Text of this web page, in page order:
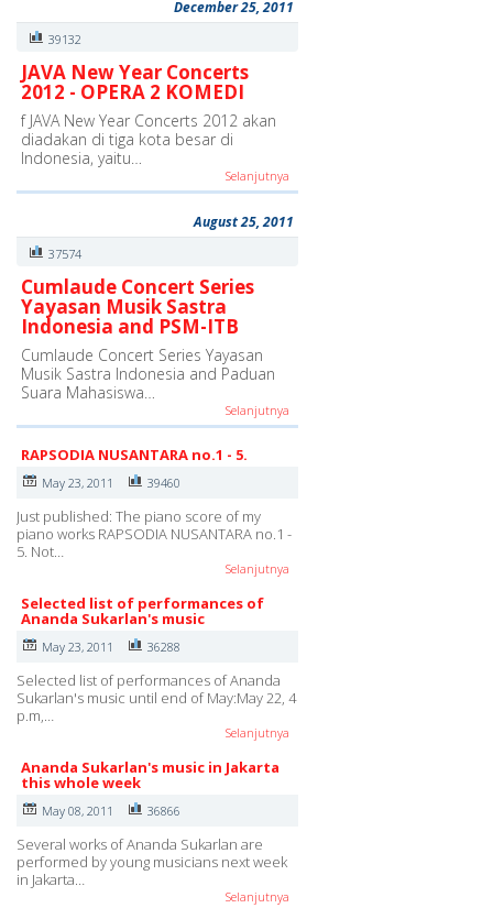
December 25, 2011
39132
JAVA New Year Concerts
2012 - OPERA 2 KOMEDI
f JAVA New Year Concerts 2012 akan
diadakan di tiga kota besar di
Indonesia, yaitu…
Selanjutnya
August 25, 2011
37574
Cumlaude Concert Series
Yayasan Musik Sastra
Indonesia and PSM-ITB
Cumlaude Concert Series Yayasan
Musik Sastra Indonesia and Paduan
Suara Mahasiswa…
Selanjutnya
RAPSODIA NUSANTARA no.1 - 5.
May 23, 2011 39460
Just published: The piano score of my
piano works RAPSODIA NUSANTARA no.1 -
5. Not…
Selanjutnya
Selected list of performances of
Ananda Sukarlan's music
May 23, 2011 36288
Selected list of performances of Ananda
Sukarlan's music until end of May:May 22, 4
p.m,…
Selanjutnya
Ananda Sukarlan's music in Jakarta
this whole week
May 08, 2011 36866
Several works of Ananda Sukarlan are
performed by young musicians next week
in Jakarta…
Selanjutnya